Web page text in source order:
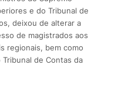
e do Tribunal de
deixou de alterar a
de magistrados aos
regionais, bem como
de Contas da